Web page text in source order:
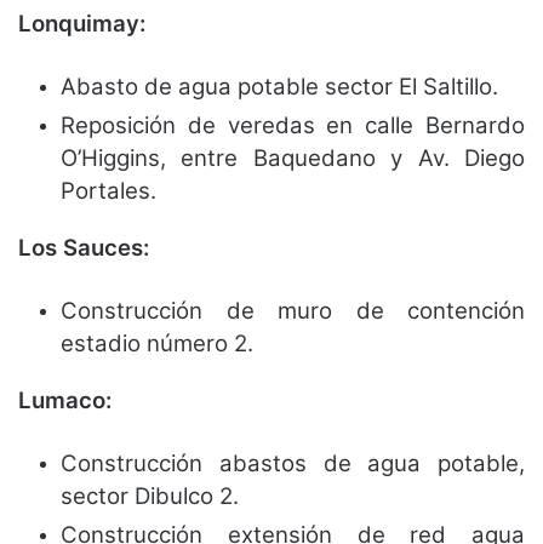
Lonquimay:
Abasto de agua potable sector El Saltillo.
Reposición de veredas en calle Bernardo
O’Higgins, entre Baquedano y Av. Diego
Portales.
Los Sauces:
Construcción de muro de contención
estadio número 2.
Lumaco:
Construcción abastos de agua potable,
sector Dibulco 2.
Construcción extensión de red agua